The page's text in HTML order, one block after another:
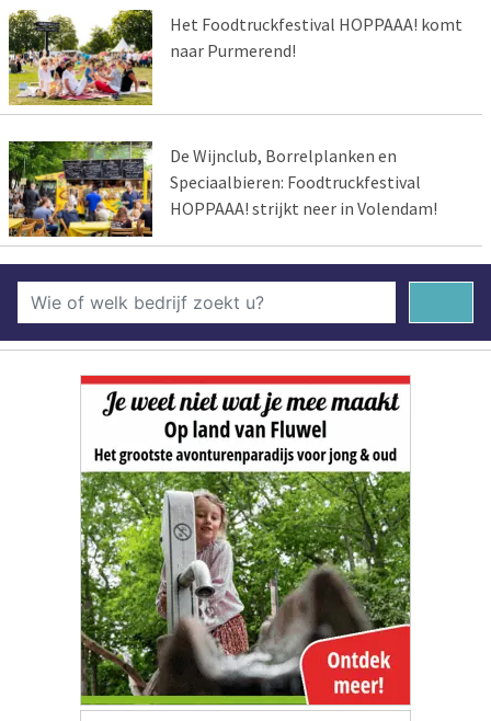
Het Foodtruckfestival HOPPAAA! komt
naar Purmerend!
De Wijnclub, Borrelplanken en
Speciaalbieren: Foodtruckfestival
HOPPAAA! strijkt neer in Volendam!